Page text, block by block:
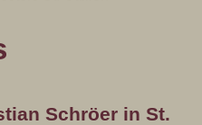
Schröer in St.